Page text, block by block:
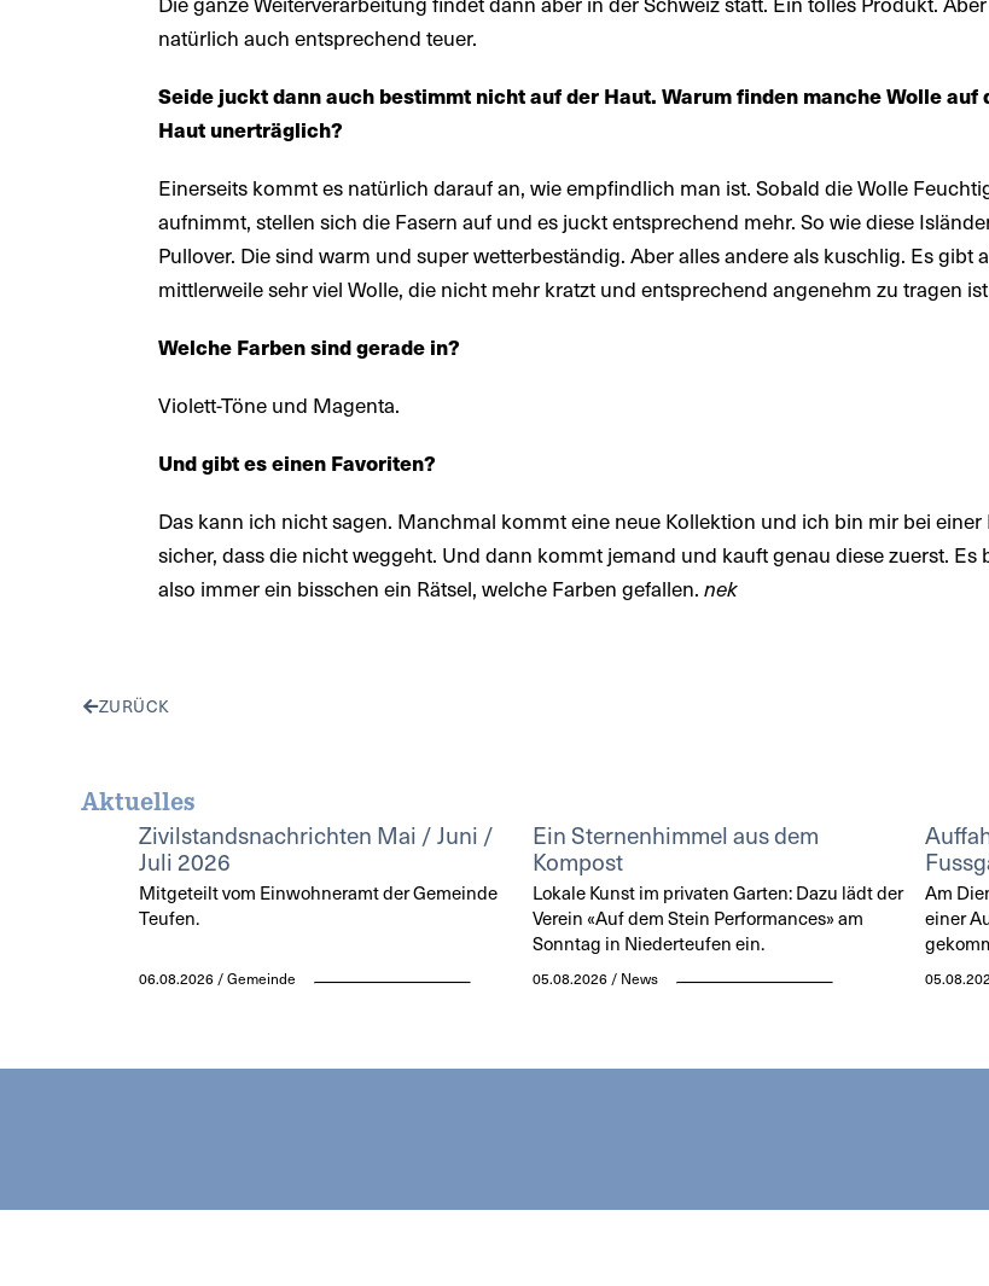
natürlich auch entsprechend teuer.
Seide juckt dann auch bestimmt nicht auf der Haut. Warum finden manche Wolle auf
Haut unerträglich?
Einerseits kommt es natürlich darauf an, wie empfindlich man ist. Sobald die Wolle
aufnimmt, stellen sich die Fasern auf und es juckt entsprechend mehr. So wie diese
Pullover. Die sind warm und super wetterbeständig. Aber alles andere als kuschlig. Es gibt
mittlerweile sehr viel Wolle, die nicht mehr kratzt und entsprechend angenehm zu tragen
Welche Farben sind gerade in?
Violett-Töne und Magenta.
Und gibt es einen Favoriten?
Das kann ich nicht sagen. Manchmal kommt eine neue Kollektion und ich bin mir bei einer
sicher, dass die nicht weggeht. Und dann kommt jemand und kauft genau diese zuerst. Es
also immer ein bisschen ein Rätsel, welche Farben gefallen.nek
ZURÜCK
Aktuelles
Zivilstandsnachrichten Mai / Juni /
Juli 2026
Mitgeteilt vom Einwohneramt der Gemeinde
Teufen.
06.08.2026 / Gemeinde
Ein Sternenhimmel aus dem
Kompost
Lokale Kunst im privaten Garten: Dazu lädt der
Verein «Auf dem Stein Performances» am
Sonntag in Niederteufen ein.
05.08.2026 / News
Am
einer
NEWS AGENDA PRINTAUSGABE KONTAKT